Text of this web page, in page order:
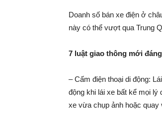
Doanh số bán xe điện ở
này có thể vượt qua Trung
7 luật giao thông mới
– Cấm điện thoại di động:
động khi lái xe bất kể mọi
xe vừa chụp ảnh hoặc quay